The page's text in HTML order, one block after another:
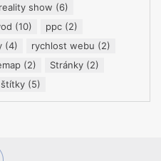
show (6)
(10) ppc (2)
(4) rychlost webu (2)
(2) Stránky (2)
štítky (5)